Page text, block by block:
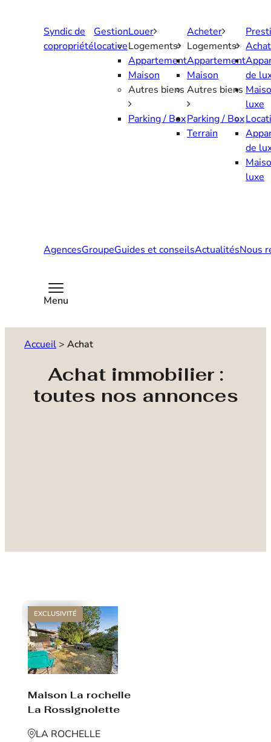
Syndic de
copropriété
Gestion
locative
Louer
Logements
Appartement
Maison
Autres biens
Parking / Box
Acheter
Logements
Appartement
Maison
Autres biens
Parking / Box
Terrain
Achat
de
luxe
de
luxe
AgencesGroupeGuides et conseilsActualitésNous
Menu
Accueil > Achat
Achat immobilier :
toutes nos annonces
EXCLUSIVITÉ
Maison La rochelle
La Rossignolette
LA ROCHELLE